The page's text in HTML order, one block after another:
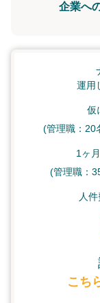
企業へ
運用
仮
(管理職：20
1ヶ
(管理職：
人
こち